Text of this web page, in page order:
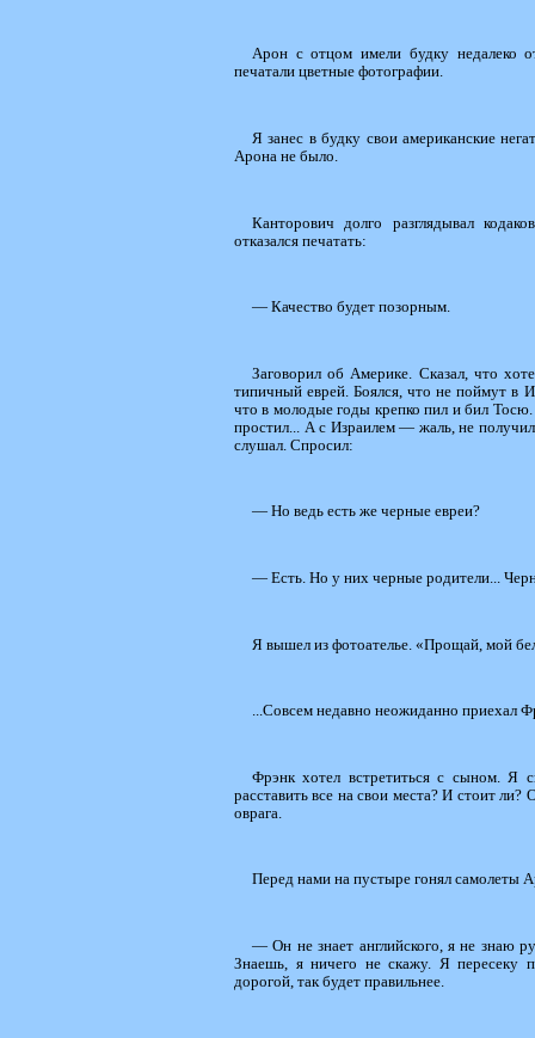
Арон с отцом имели будку недалеко
печатали цветные фотографии.
Я занес в будку свои американские
Арона не было.
Канторович долго разглядывал
отказался печатать:
— Качество будет позорным.
Заговорил об Америке. Сказал, что
типичный еврей. Боялся, что не поймут в
что в молодые годы крепко пил и бил
простил... А с Израилем — жаль, не
слушал. Спросил:
— Но ведь есть же черные евреи?
— Есть. Но у них черные родители...
Я вышел из фотоателье. «Прощай, мой
...Совсем недавно неожиданно приехал
Фрэнк хотел встретиться с сыном. Я
расставить все на свои места? И стоит
оврага.
Перед нами на пустыре гонял самолеты
— Он не знает английского, я не знаю
Знаешь, я ничего не скажу. Я пересеку
дорогой, так будет правильнее.